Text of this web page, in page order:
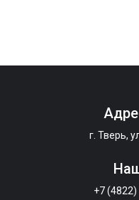
г. Тверь,
+7